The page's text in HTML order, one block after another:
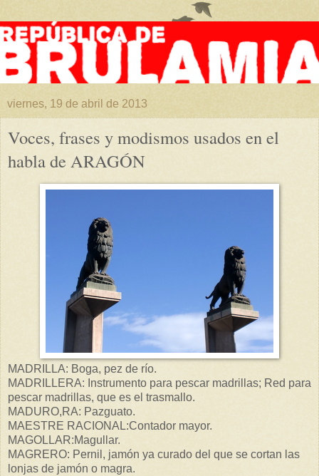
viernes, 19 de abril de 2013
Voces, frases y modismos usados en el
habla de ARAGÓN
MADRILLA: Boga, pez de río.
MADRILLERA: Instrumento para pescar madrillas; Red para
pescar madrillas, que es el trasmallo.
MADURO,RA: Pazguato.
MAESTRE RACIONAL:Contador mayor.
MAGOLLAR:Magullar.
MAGRERO: Pernil, jamón ya curado del que se cortan las
lonjas de jamón o magra.